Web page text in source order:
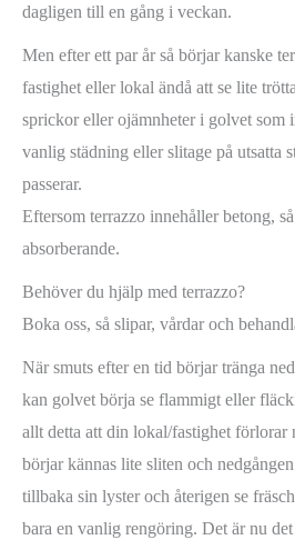
dagligen till en gång i veckan.
Men efter ett par år så börjar kanske
fastighet eller lokal ändå att se lite
sprickor eller ojämnheter i golvet som
vanlig städning eller slitage på utsatta
passerar.
Eftersom terrazzo innehåller betong,
absorberande.
Behöver du hjälp med terrazzo?
Boka oss, så slipar, vårdar och
När smuts efter en tid börjar tränga
kan golvet börja se flammigt eller
allt detta att din lokal/fastighet förlorar
börjar kännas lite sliten och
tillbaka sin lyster och återigen se
bara en vanlig rengöring. Det är nu